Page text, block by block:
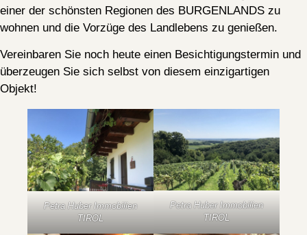
einer der schönsten Regionen des BURGENLANDS zu
wohnen und die Vorzüge des Landlebens zu genießen.
Vereinbaren Sie noch heute einen Besichtigungstermin und
überzeugen Sie sich selbst von diesem einzigartigen
Objekt!
Petra Huber Immobilien
TIROL
Petra Huber Immobilien
TIROL